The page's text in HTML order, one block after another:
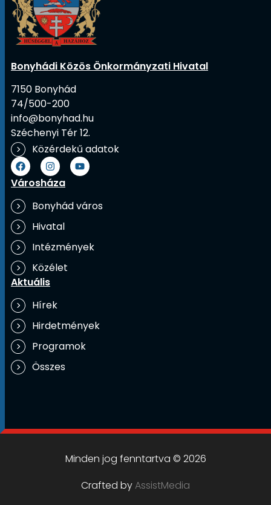
Bonyhádi Közös Önkormányzati Hivatal
7150 Bonyhád
74/500-200
info@bonyhad.hu
Széchenyi Tér 12.
Közérdekű adatok
Városháza
Bonyhád város
Hivatal
Intézmények
Közélet
Aktuális
Hírek
Hirdetmények
Programok
Összes
Minden jog fenntartva © 2026
Crafted byAssistMedia